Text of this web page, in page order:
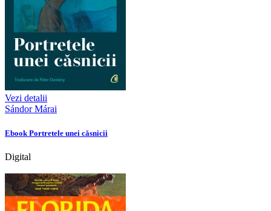
Vezi detalii
Sándor Márai
Ebook Portretele unei căsnicii
Digital